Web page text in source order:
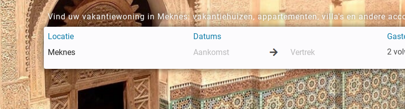
Vind uw vakantiewoning in Meknes: vakantiehuizen, appartementen, villa's en andere
Locatie Datums
2